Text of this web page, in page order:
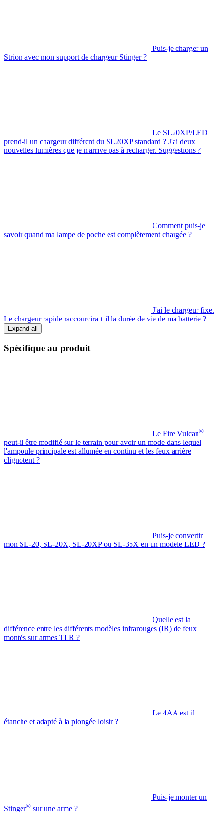
Puis-je charger un
Strion avec mon support de chargeur Stinger ?
Le SL20XP/LED
prend-il un chargeur différent du SL20XP standard ? J'ai deux
nouvelles lumières que je n'arrive pas à recharger. Suggestions ?
Comment puis-je
savoir quand ma lampe de poche est complètement chargée ?
J'ai le chargeur fixe.
Le chargeur rapide raccourcira-t-il la durée de vie de ma batterie ?
Expand all
Spécifique au produit
Le Fire Vulcan®
peut-il être modifié sur le terrain pour avoir un mode dans lequel
l'ampoule principale est allumée en continu et les feux arrière
clignotent ?
Puis-je convertir
mon SL-20, SL-20X, SL-20XP ou SL-35X en un modèle LED ?
Quelle est la
différence entre les différents modèles infrarouges (IR) de feux
montés sur armes TLR ?
Le 4AA est-il
étanche et adapté à la plongée loisir ?
Puis-je monter un
Stinger® sur une arme ?